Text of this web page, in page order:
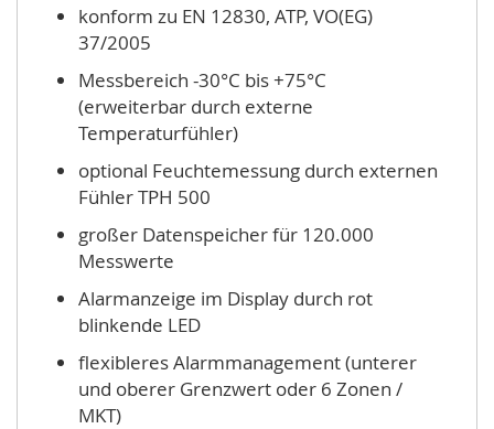
konform zu EN 12830, ATP, VO(EG)
37/2005
Messbereich -30°C bis +75°C
(erweiterbar durch externe
Temperaturfühler)
optional Feuchtemessung durch externen
Fühler TPH 500
großer Datenspeicher für 120.000
Messwerte
Alarmanzeige im Display durch rot
blinkende LED
flexibleres Alarmmanagement (unterer
und oberer Grenzwert oder 6 Zonen /
MKT)